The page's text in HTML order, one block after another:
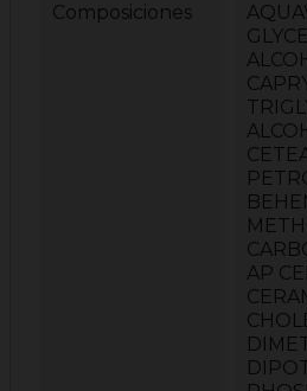
Composiciones
AP